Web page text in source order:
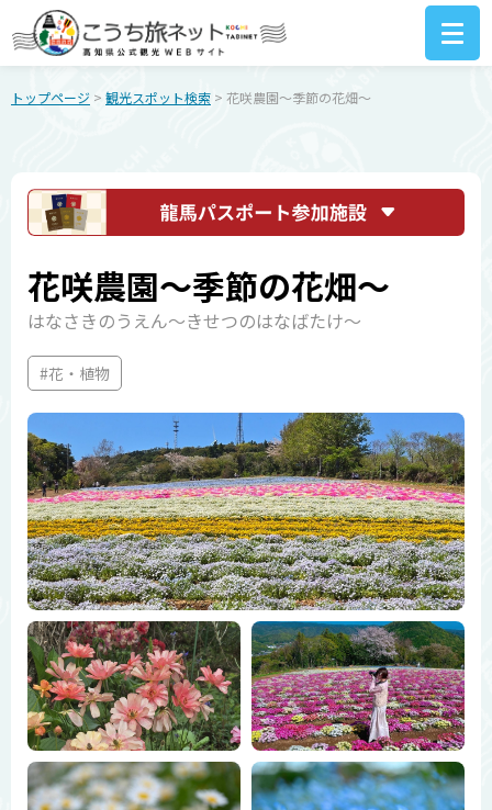
トップページ > 観光スポット検索 > 花咲農園～季節の花畑～
花咲農園～季節の花畑～
はなさきのうえん～きせつのはなばたけ～
#花・植物